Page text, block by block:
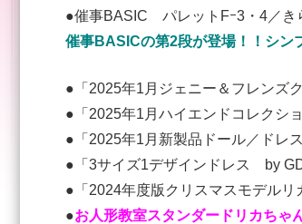
●催事BASIC パレットFｰ3・4／き
催事BASICの第2段が登場！！シン
●「2025年1月ジェニー＆フレンズ
●「2025年1月ハイエンドコレクシ
●「2025年1月新製品ドール／ドレス
●「3サイズ1デザインドレス by GD
●「2024年度版クリスマスモデルリ
●お人形教室スタンダードリカちゃ